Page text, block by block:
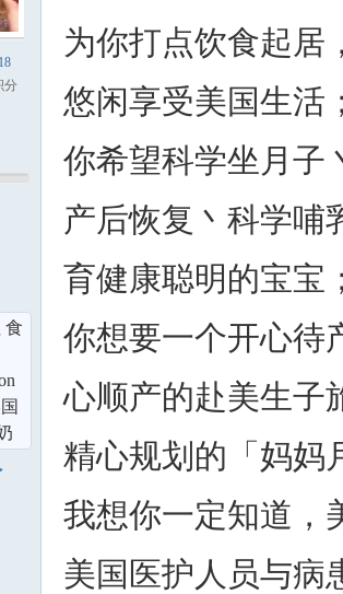
18
分
食
为你打点饮食起居
悠闲享受美国生活
你希望科学坐月子
产后恢复丶科学哺
育健康聪明的宝宝
你想要一个开心待
心顺产的赴美生子
精心规划的「妈妈
我想你一定知道，
美国医护人员与病